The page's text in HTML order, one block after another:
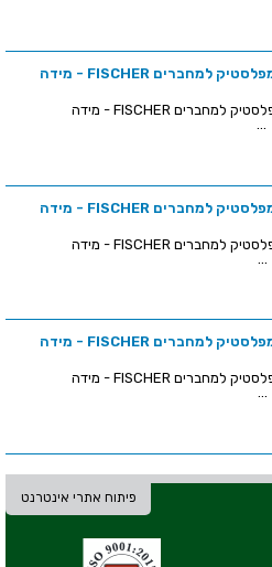
כיסוי הגנה מפלסטיק למחברים FISCHER - מידה
כיסוי הגנה מפלסטיק למחברים FISCHER - מידה
כיסוי הגנה מפלסטיק למחברים FISCHER - מידה
כיסוי הגנה מפלסטיק למחברים FISCHER - מידה
כיסוי הגנה מפלסטיק למחברים FISCHER - מידה
כיסוי הגנה מפלסטיק למחברים FISCHER - מידה
פיתוח אתרי אינטרנט